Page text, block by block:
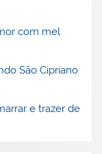
com mel
São Cipriano
e trazer de